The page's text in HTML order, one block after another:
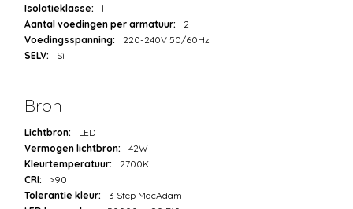
Isolatieklasse:
I
Aantal voedingen per armatuur:
2
Voedingsspanning:
220-240V 50/60Hz
SELV:
Sì
Bron
Lichtbron:
LED
Vermogen lichtbron:
42W
Kleurtemperatuur:
2700K
CRI:
>90
Tolerantie kleur:
3 Step MacAdam